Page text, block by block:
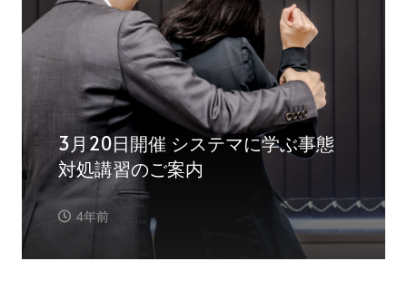
3月20日開催 システマに学ぶ事態
対処講習のご案内
4年前